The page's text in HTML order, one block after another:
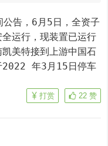
运行，现装置已运行
美特接到上游中国石
2022 年3月15日停车
22 赞
打赏